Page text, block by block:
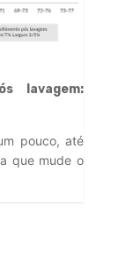
lavagem:
pouco, até
que mude o